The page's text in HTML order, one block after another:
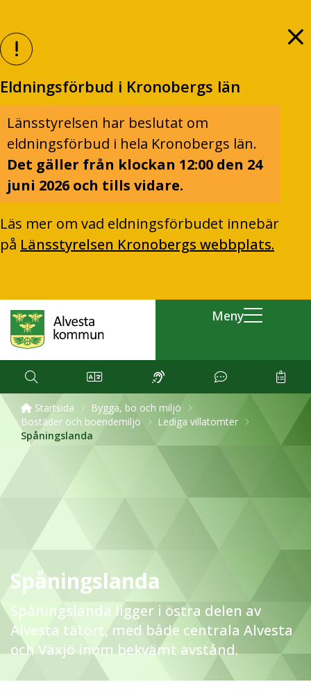
Eldningsförbud i Kronobergs län
Länsstyrelsen har beslutat om
eldningsförbud i hela Kronobergs län.
Det gäller från klockan 12:00 den 24
juni 2026 och tills vidare.
Läs mer om vad eldningsförbudet innebär
på Länsstyrelsen Kronobergs webbplats.
Meny
Startsida
Bygga, bo och miljö
Bostäder och boendemiljö
Lediga villatomter
Spåningslanda
Spåningslanda
Spåningslanda ligger i östra delen av
Alvesta tätort, med både centrala Alvesta
och Växjö inom bekvämt avstånd.